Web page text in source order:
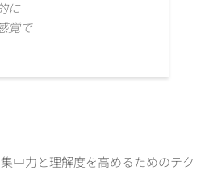
に
覚で
中力と理解度を高めるためのテク